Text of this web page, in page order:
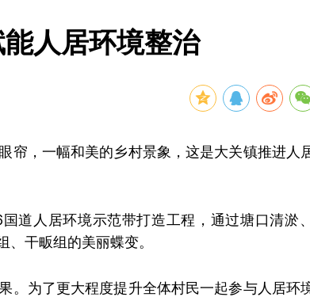
人居环境整治
帘，一幅和美的乡村景象，这是大关镇推进人
道人居环境示范带打造工程，通过塘口清淤
干畈组的美丽蝶变。
。为了更大程度提升全体村民一起参与人居环